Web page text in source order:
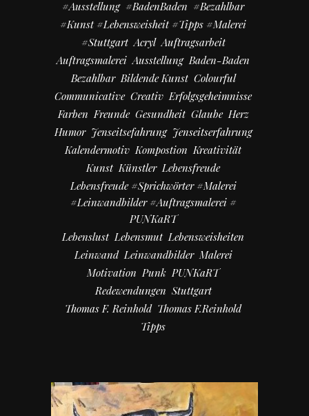
#Ausstellung #BadenBaden #bezahlbar
#kunst #Lebensweisheit #Tipps #Malerei
#Stuttgart Acryl Auftragsarbeit
Auftragsmalerei Ausstellung Baden-Baden
Bezahlbar Bildende Kunst Colourful
Communicative Creativ Erfolgsgeheimnisse
Farben Freunde Gesundheit Glaube Herz
Humor Jenseitsefahrung Jenseitserfahrung
Kalendermotiv Kompostion Kreativität
Kunst Künstler Lebensfreude
Lebensfreude #Sprichwörter #Malerei
#Leinwandbilder #Auftragsmalerei #
PUNKaRT
Lebenslust Lebensmut Lebensweisheiten
Leinwand Leinwandbilder Malerei
Motivation Punk PUNKaRT
Redewendungen Stuttgart
Thomas F. Reinhold Thomas F.Reinhold
Tipps